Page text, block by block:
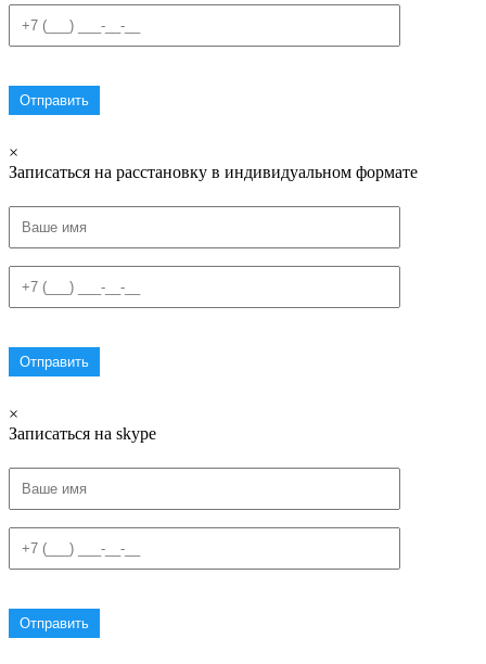
×
Записаться на расстановку в индивидуальном формате
×
Записаться на skype